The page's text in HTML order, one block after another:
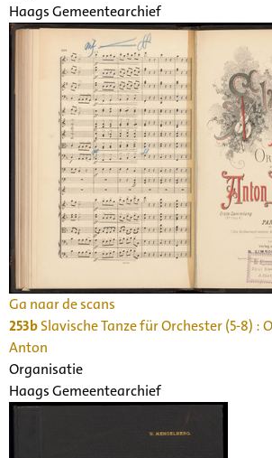
Haags Gemeentearchief
Ga naar de scans
253bSlavische Tanze für Orchester (5-8) :
Anton
Organisatie
Haags Gemeentearchief